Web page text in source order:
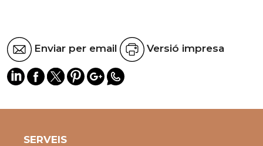
Enviar per email Versió impresa
SERVEIS